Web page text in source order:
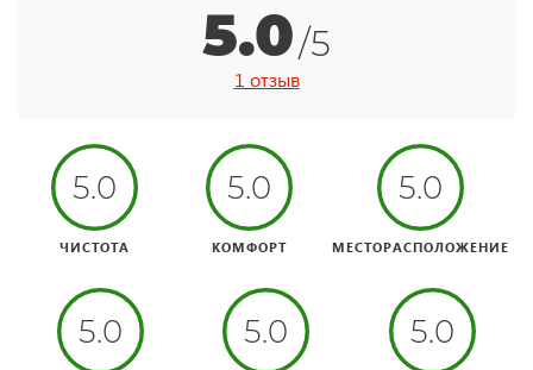
5.0/5
1 отзыв
5.0
ЧИСТОТА
5.0
КОМФОРТ
5.0
МЕСТОРАСПОЛОЖЕНИЕ
5.0 5.0 5.0